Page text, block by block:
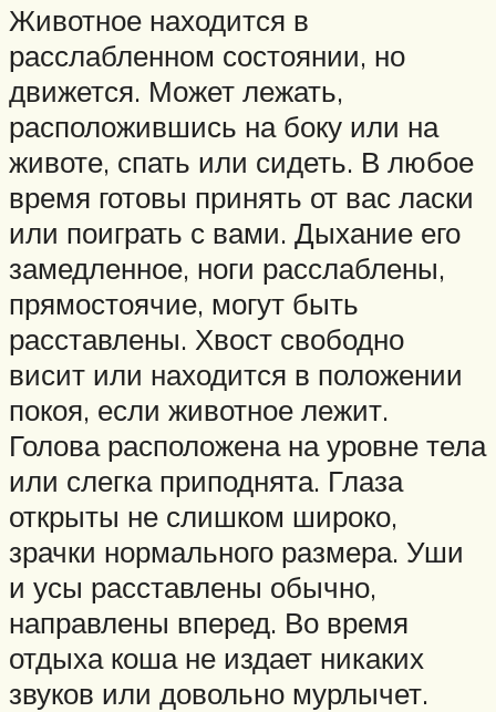
Животное находится в
расслабленном состоянии, но
движется. Может лежать,
расположившись на боку или на
животе, спать или сидеть. В любое
время готовы принять от вас ласки
или поиграть с вами. Дыхание его
замедленное, ноги расслаблены,
прямостоячие, могут быть
расставлены. Хвост свободно
висит или находится в положении
покоя, если животное лежит.
Голова расположена на уровне тела
или слегка приподнята. Глаза
открыты не слишком широко,
зрачки нормального размера. Уши
и усы расставлены обычно,
направлены вперед. Во время
отдыха коша не издает никаких
звуков или довольно мурлычет.